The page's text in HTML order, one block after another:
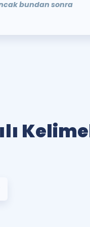
bundan sonra